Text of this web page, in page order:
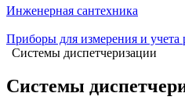
Инженерная сантехника
Приборы для измерения и учета
Системы диспетчеризации
Системы